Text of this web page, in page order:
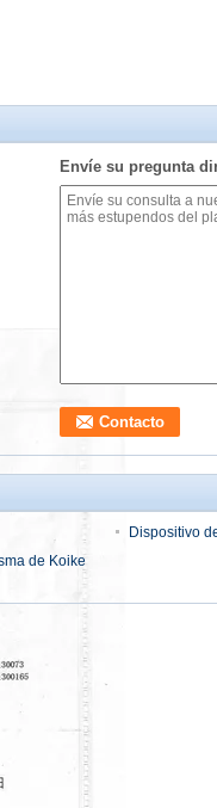
Envíe su pregunta
Dispositivo
de Koike